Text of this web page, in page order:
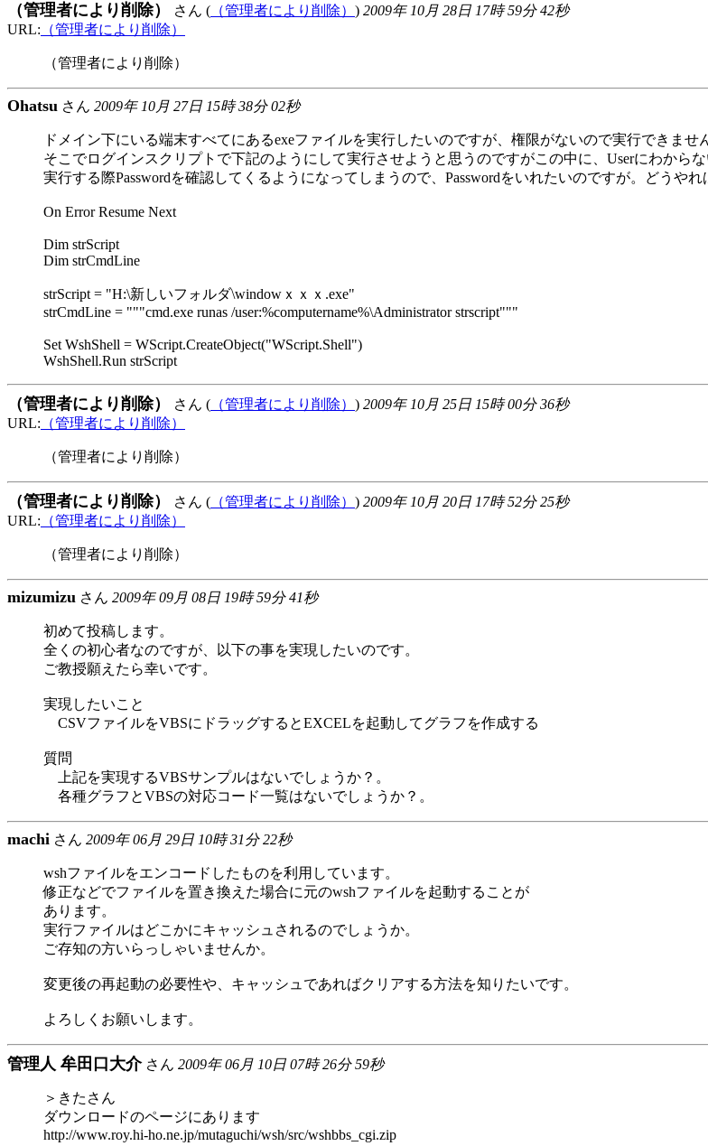
（管理者により削除） さん ( （管理者により削除） ) 2009年 10月 28日 17時 59分 42秒
URL: （管理者により削除）
（管理者により削除）
Ohatsu さん 2009年 10月 27日 15時 38分 02秒
ドメイン下にいる端末すべてにあるexeファイルを実行したいのですが、権限がないので実行できませ
そこでログインスクリプトで下記のようにして実行させようと思うのですがこの中に、Userにわから
実行する際Passwordを確認してくるようになってしまうので、Passwordをいれたいのですが。どうやれ
On Error Resume Next
Dim strScript
Dim strCmdLine
strScript = "H:\新しいフォルダ\windowｘｘｘ.exe"
strCmdLine = """cmd.exe runas /user:%computername%\Administrator strscript"""
Set WshShell = WScript.CreateObject("WScript.Shell")
WshShell.Run strScript
（管理者により削除） さん ( （管理者により削除） ) 2009年 10月 25日 15時 00分 36秒
URL: （管理者により削除）
（管理者により削除）
（管理者により削除） さん ( （管理者により削除） ) 2009年 10月 20日 17時 52分 25秒
URL: （管理者により削除）
（管理者により削除）
mizumizu さん 2009年 09月 08日 19時 59分 41秒
初めて投稿します。
全くの初心者なのですが、以下の事を実現したいのです。
ご教授願えたら幸いです。
実現したいこと
CSVファイルをVBSにドラッグするとEXCELを起動してグラフを作成する
質問
上記を実現するVBSサンプルはないでしょうか？。
各種グラフとVBSの対応コード一覧はないでしょうか？。
machi さん 2009年 06月 29日 10時 31分 22秒
wshファイルをエンコードしたものを利用しています。
修正などでファイルを置き換えた場合に元のwshファイルを起動することが
あります。
実行ファイルはどこかにキャッシュされるのでしょうか。
ご存知の方いらっしゃいませんか。
変更後の再起動の必要性や、キャッシュであればクリアする方法を知りたいです。
よろしくお願いします。
管理人 牟田口大介さん 2009年 06月 10日 07時 26分 59秒
＞きたさん
ダウンロードのページにあります
http://www.roy.hi-ho.ne.jp/mutaguchi/wsh/src/wshbbs_cgi.zip